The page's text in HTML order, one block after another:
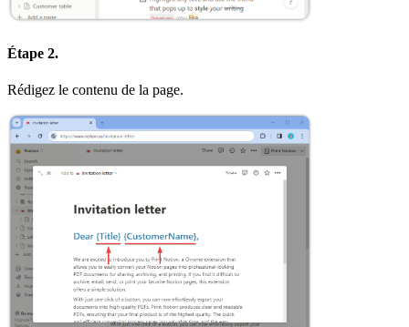
Étape 2.
Rédigez le contenu de la page.